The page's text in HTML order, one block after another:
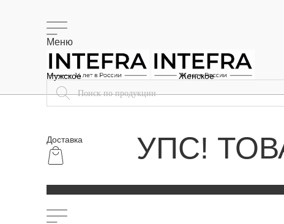
Меню
Доставка
Мужское Женское
УПС!